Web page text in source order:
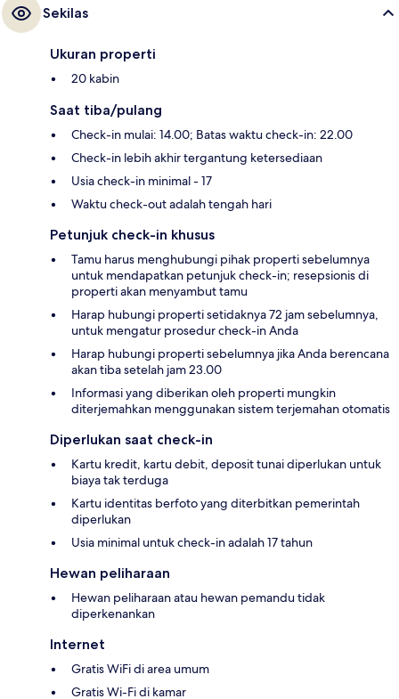
Sekilas
Ukuran properti
20 kabin
Saat tiba/pulang
Check-in mulai: 14.00; Batas waktu check-in: 22.00
Check-in lebih akhir tergantung ketersediaan
Usia check-in minimal - 17
Waktu check-out adalah tengah hari
Petunjuk check-in khusus
Tamu harus menghubungi pihak properti sebelumnya
untuk mendapatkan petunjuk check-in; resepsionis di
properti akan menyambut tamu
Harap hubungi properti setidaknya 72 jam sebelumnya,
untuk mengatur prosedur check-in Anda
Harap hubungi properti sebelumnya jika Anda berencana
akan tiba setelah jam 23.00
Informasi yang diberikan oleh properti mungkin
diterjemahkan menggunakan sistem terjemahan otomatis
Diperlukan saat check-in
Kartu kredit, kartu debit, deposit tunai diperlukan untuk
biaya tak terduga
Kartu identitas berfoto yang diterbitkan pemerintah
diperlukan
Usia minimal untuk check-in adalah 17 tahun
Hewan peliharaan
Hewan peliharaan atau hewan pemandu tidak
diperkenankan
Internet
Gratis WiFi di area umum
Gratis Wi-Fi di kamar